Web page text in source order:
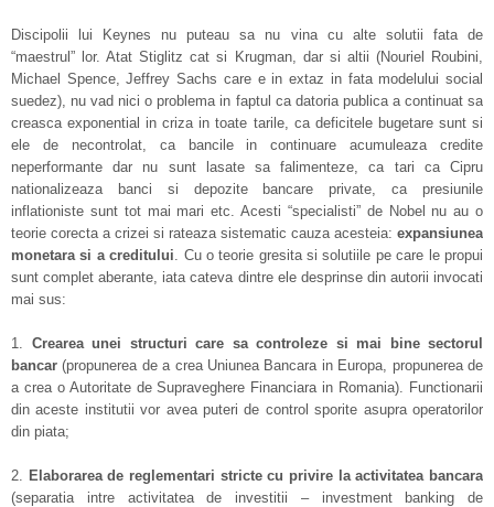
Discipolii lui Keynes nu puteau sa nu vina cu alte solutii fata de
“maestrul” lor. Atat Stiglitz cat si Krugman, dar si altii (Nouriel Roubini,
Michael Spence, Jeffrey Sachs care e in extaz in fata modelului social
suedez), nu vad nici o problema in faptul ca datoria publica a continuat sa
creasca exponential in criza in toate tarile, ca deficitele bugetare sunt si
ele de necontrolat, ca bancile in continuare acumuleaza credite
neperformante dar nu sunt lasate sa falimenteze, ca tari ca Cipru
nationalizeaza banci si depozite bancare private, ca presiunile
inflationiste sunt tot mai mari etc. Acesti “specialisti” de Nobel nu au o
teorie corecta a crizei si rateaza sistematic cauza acesteia: expansiunea
monetara si a creditului. Cu o teorie gresita si solutiile pe care le propui
sunt complet aberante, iata cateva dintre ele desprinse din autorii invocati
mai sus:
1. Crearea unei structuri care sa controleze si mai bine sectorul
bancar (propunerea de a crea Uniunea Bancara in Europa, propunerea de
a crea o Autoritate de Supraveghere Financiara in Romania). Functionarii
din aceste institutii vor avea puteri de control sporite asupra operatorilor
din piata;
2. Elaborarea de reglementari stricte cu privire la activitatea bancara
(separatia intre activitatea de investitii – investment banking de